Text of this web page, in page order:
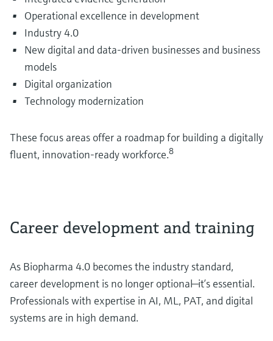
Operational excellence in development
Industry 4.0
New digital and data-driven businesses and business
models
Digital organization
Technology modernization
These focus areas offer a roadmap for building a digitally
fluent, innovation-ready workforce.8
Career development and training
As Biopharma 4.0 becomes the industry standard,
career development is no longer optional—it’s essential.
Professionals with expertise in AI, ML, PAT, and digital
systems are in high demand.